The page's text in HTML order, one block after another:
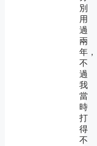
別
用
過
兩
年，
不
過
我
當
時
打
得
不